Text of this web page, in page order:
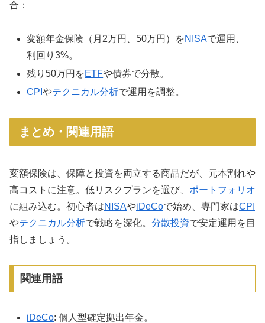
合：
変額年金保険（月2万円、50万円）をNISAで運用、
利回り3%。
残り50万円をETFや債券で分散。
CPIやテクニカル分析で運用を調整。
まとめ・関連用語
変額保険は、保障と投資を両立する商品だが、元本割れや
高コストに注意。低リスクプランを選び、 ポートフォリオ
に組み込む。初心者はNISAやiDeCoで始め、専門家はCPI
やテクニカル分析で戦略を深化。 分散投資で安定運用を目
指しましょう。
関連用語
iDeCo: 個人型確定拠出年金。